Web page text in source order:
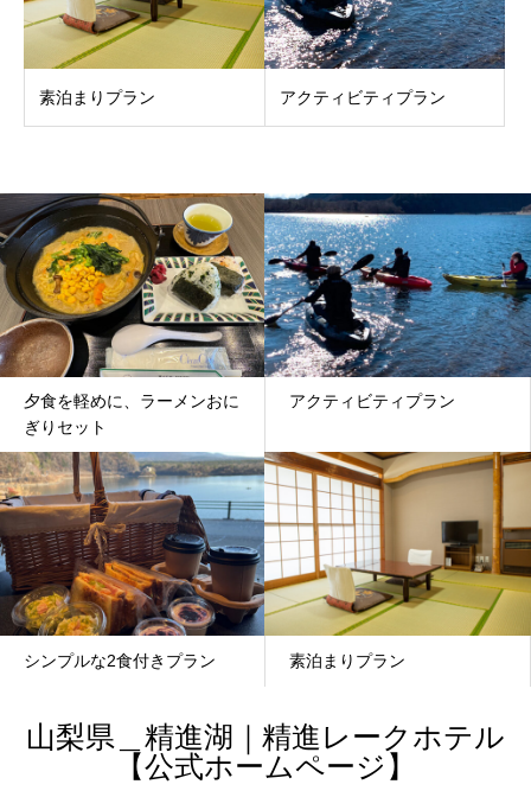
素泊まりプラン アクティビティプラン
夕食を軽めに、ラーメンおに
ぎりセット
アクティビティプラン
シンプルな2食付きプラン 素泊まりプラン
山梨県＿精進湖｜精進レークホテル
【公式ホームページ】